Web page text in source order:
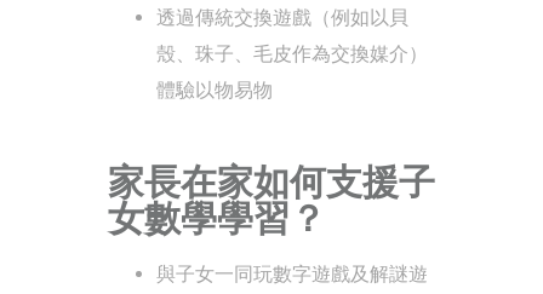
透過傳統交換遊戲（例如以貝
殼、珠子、毛皮作為交換媒介）
體驗以物易物
家長在家如何支援子
女數學學習？
與子女一同玩數字遊戲及解謎遊